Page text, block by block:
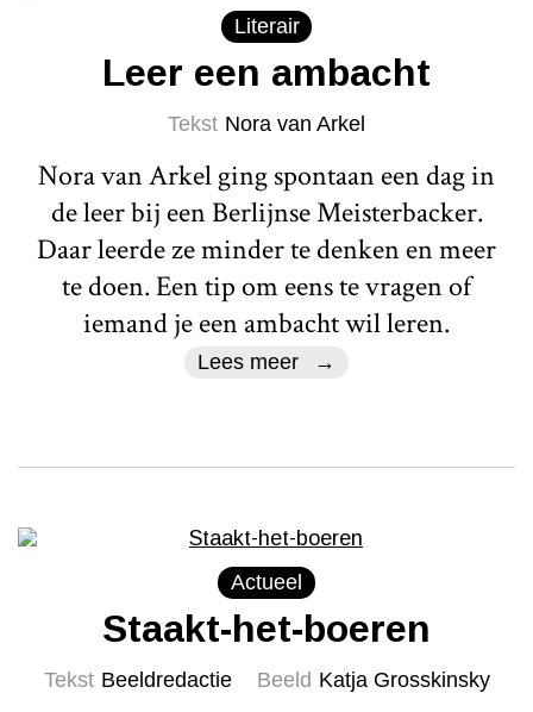
Literair
Leer een ambacht
Tekst Nora van Arkel
Nora van Arkel ging spontaan een dag in
de leer bij een Berlijnse Meisterbacker.
Daar leerde ze minder te denken en meer
te doen. Een tip om eens te vragen of
iemand je een ambacht wil leren.
Lees meer
Actueel
Staakt-het-boeren
Tekst Beeldredactie Beeld Katja Grosskinsky